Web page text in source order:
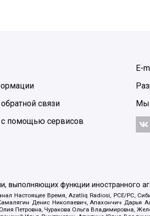
связи
с помощью сервисов
E-
Мы
выполняющих функции иностранного
Настоящее Время, Azatliq Radiosi, PCE/PC,
Денис Николаевич, Апахончич Дарья
Петровна, Чуракова Ольга Владимировна,